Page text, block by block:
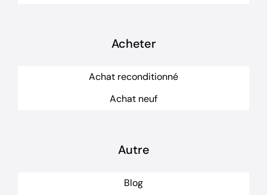
Acheter
Achat reconditionné
Achat neuf
Autre
Blog